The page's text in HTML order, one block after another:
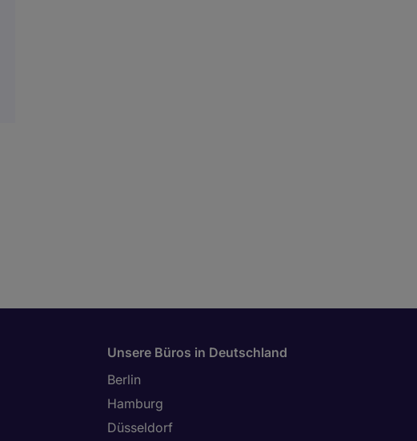
Unsere Büros in Deutschland
Berlin
Hamburg
Düsseldorf